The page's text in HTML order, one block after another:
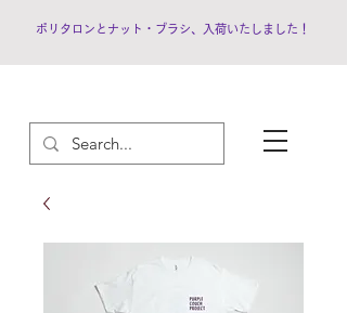
ポリタロンとナット・ブラシ、入荷いたしました！